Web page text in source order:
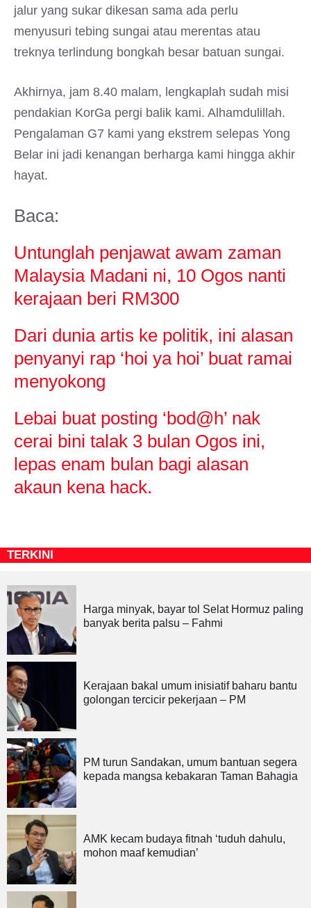
jalur yang sukar dikesan sama ada perlu
menyusuri tebing sungai atau merentas atau
treknya terlindung bongkah besar batuan sungai.
Akhirnya, jam 8.40 malam, lengkaplah sudah misi
pendakian KorGa pergi balik kami. Alhamdulillah.
Pengalaman G7 kami yang ekstrem selepas Yong
Belar ini jadi kenangan berharga kami hingga akhir
hayat.
Baca:
Untunglah penjawat awam zaman
Malaysia Madani ni, 10 Ogos nanti
kerajaan beri RM300
Dari dunia artis ke politik, ini alasan
penyanyi rap ‘hoi ya hoi’ buat ramai
menyokong
Lebai buat posting ‘bod@h’ nak
cerai bini talak 3 bulan Ogos ini,
lepas enam bulan bagi alasan
akaun kena hack.
TERKINI
Harga minyak, bayar tol Selat Hormuz paling
banyak berita palsu – Fahmi
Kerajaan bakal umum inisiatif baharu bantu
golongan tercicir pekerjaan – PM
PM turun Sandakan, umum bantuan segera
kepada mangsa kebakaran Taman Bahagia
AMK kecam budaya fitnah ‘tuduh dahulu,
mohon maaf kemudian’